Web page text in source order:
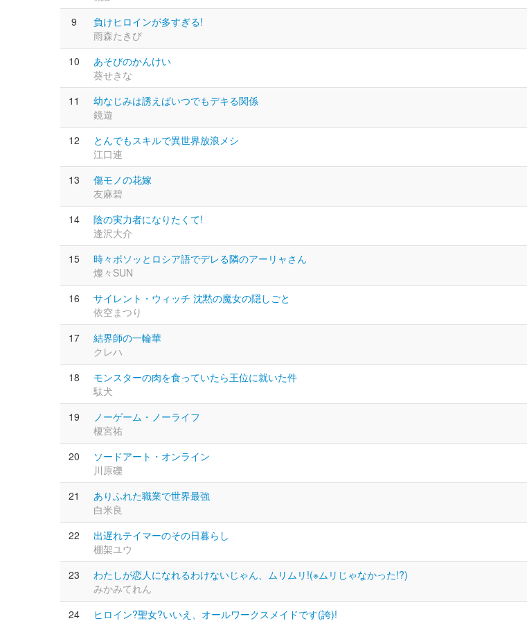
9
負けヒロインが多すぎる!
雨森たきび
10
あそびのかんけい
葵せきな
11
幼なじみは誘えばいつでもデキる関係
鏡遊
12
とんでもスキルで異世界放浪メシ
江口連
13
傷モノの花嫁
友麻碧
14
陰の実力者になりたくて!
逢沢大介
15
時々ボソッとロシア語でデレる隣のアーリャさん
燦々SUN
16
サイレント・ウィッチ 沈黙の魔女の隠しごと
依空まつり
17
結界師の一輪華
クレハ
18
モンスターの肉を食っていたら王位に就いた件
駄犬
19
ノーゲーム・ノーライフ
榎宮祐
20
ソードアート・オンライン
川原礫
21
ありふれた職業で世界最強
白米良
22
出遅れテイマーのその日暮らし
棚架ユウ
23
わたしが恋人になれるわけないじゃん、ムリムリ!(※ムリじゃなかった!?)
みかみてれん
24
ヒロイン?聖女?いいえ、オールワークスメイドです(誇)!